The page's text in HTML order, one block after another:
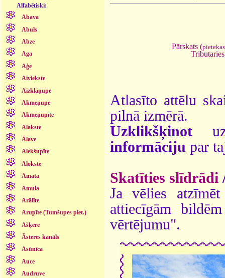
Alfabētiski:
Abava
Abuls
Abze
Aga
Aģe
Aiviekste
Aizklāņupe
Akmeņupe
Akmeņupīte
Alakste
Ālave
Alekšupīte
Alokste
Amata
Amula
Arālīte
Arupīte (Tumšupes piet.)
Ašķere
Āsteres kanāls
Asūnīca
Auce
Audruve
Pārskats (
Atlasīto attēlu
pilnā izmērā.
Uzklikšķinot
informāciju par
Skatīties slīdrādi
Ja vēlies
attiecīgām
vērtējumu".